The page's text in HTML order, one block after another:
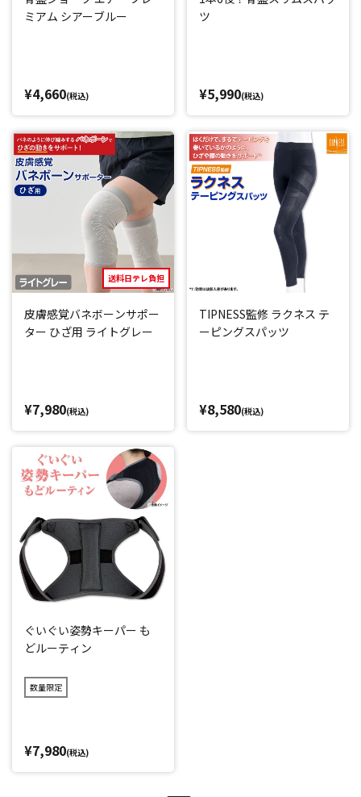
ミアム シアーブルー
¥4,660(税込)
ツ
¥5,990(税込)
送料日テレ負担
皮膚感覚バネボーンサポー
ター ひざ用 ライトグレー
¥7,980(税込)
TIPNESS監修 ラクネス テ
ーピングスパッツ
¥8,580(税込)
ぐいぐい姿勢キーパー も
どルーティン
数量限定
¥7,980(税込)